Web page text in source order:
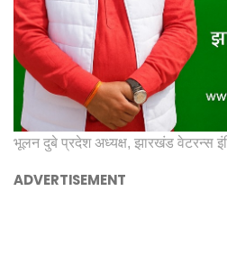
भूलन दुबे प्रदेश अध्यक्ष, झारखंड वेटरन्स
ADVERTISEMENT